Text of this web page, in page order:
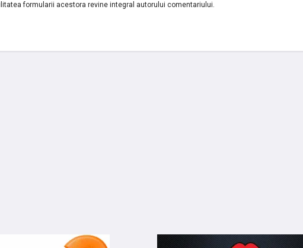
formularii acestora revine integral autorului comentariului.